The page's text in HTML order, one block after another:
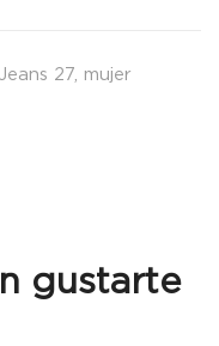
27 mujer
gustarte